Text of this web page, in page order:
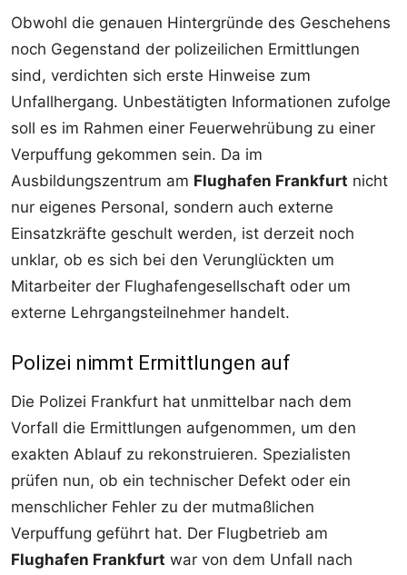
Obwohl die genauen Hintergründe des Geschehens
noch Gegenstand der polizeilichen Ermittlungen
sind, verdichten sich erste Hinweise zum
Unfallhergang. Unbestätigten Informationen zufolge
soll es im Rahmen einer Feuerwehrübung zu einer
Verpuffung gekommen sein. Da im
Ausbildungszentrum am Flughafen Frankfurt nicht
nur eigenes Personal, sondern auch externe
Einsatzkräfte geschult werden, ist derzeit noch
unklar, ob es sich bei den Verunglückten um
Mitarbeiter der Flughafengesellschaft oder um
externe Lehrgangsteilnehmer handelt.
Polizei nimmt Ermittlungen auf
Die Polizei Frankfurt hat unmittelbar nach dem
Vorfall die Ermittlungen aufgenommen, um den
exakten Ablauf zu rekonstruieren. Spezialisten
prüfen nun, ob ein technischer Defekt oder ein
menschlicher Fehler zu der mutmaßlichen
Verpuffung geführt hat. Der Flugbetrieb am
Flughafen Frankfurt war von dem Unfall nach